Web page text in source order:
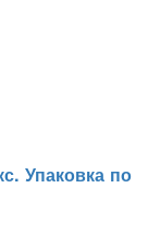
Упаковка по